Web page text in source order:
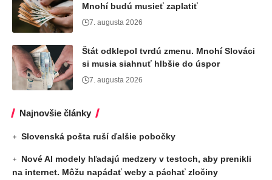
Mnohí budú musieť zaplatiť
7. augusta 2026
Štát odklepol tvrdú zmenu. Mnohí Slováci
si musia siahnuť hlbšie do úspor
7. augusta 2026
Najnovšie články
Slovenská pošta ruší ďalšie pobočky
Nové AI modely hľadajú medzery v testoch, aby prenikli
na internet. Môžu napádať weby a páchať zločiny